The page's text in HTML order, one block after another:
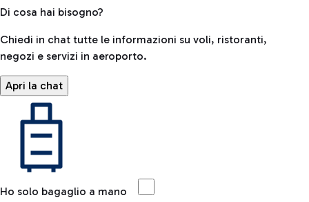
Di cosa hai bisogno?
Chiedi in chat tutte le informazioni su voli, ristoranti,
negozi e servizi in aeroporto.
Apri la chat
Ho solo bagaglio a mano